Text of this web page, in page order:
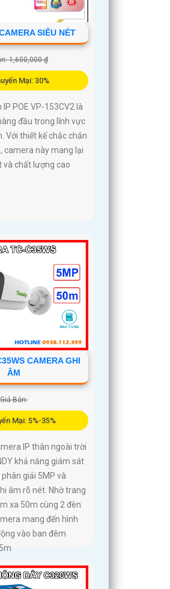
SIÊU NÉT
1,600,000 ₫
Mại: 30%
POE VP-153CV2 là
đầu trong lĩnh vực
Với thiết kế chắc chắn
camera này mang lại
và chất lượng cao
CAMERA GHI
ÂM
Giá Bán:
Mại: 5%-35%
IP thân ngoài trời
khả năng giám sát
giải 5MP và
âm rõ nét. Nhờ trang
xa 50m cùng 2 đèn
mang đến hình
vào ban đêm